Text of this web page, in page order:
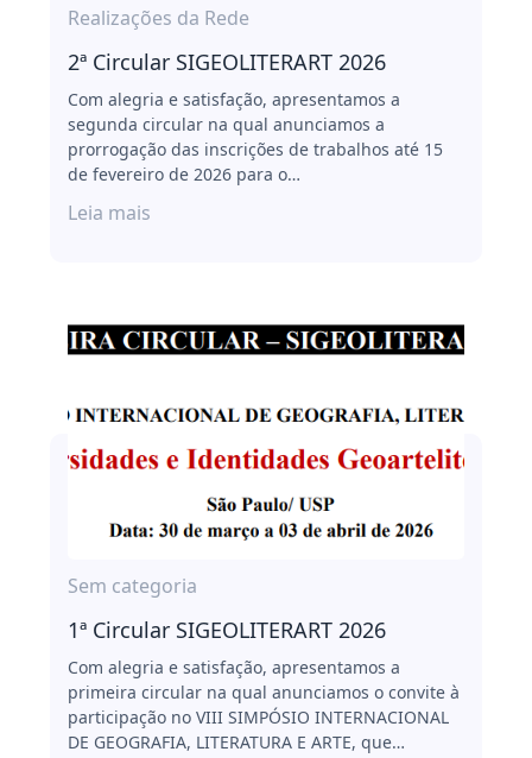
Realizações da Rede
2ª Circular SIGEOLITERART 2026
Com alegria e satisfação, apresentamos a
segunda circular na qual anunciamos a
prorrogação das inscrições de trabalhos até 15
de fevereiro de 2026 para o…
Leia mais
Sem categoria
1ª Circular SIGEOLITERART 2026
Com alegria e satisfação, apresentamos a
primeira circular na qual anunciamos o convite à
participação no VIII SIMPÓSIO INTERNACIONAL
DE GEOGRAFIA, LITERATURA E ARTE, que…